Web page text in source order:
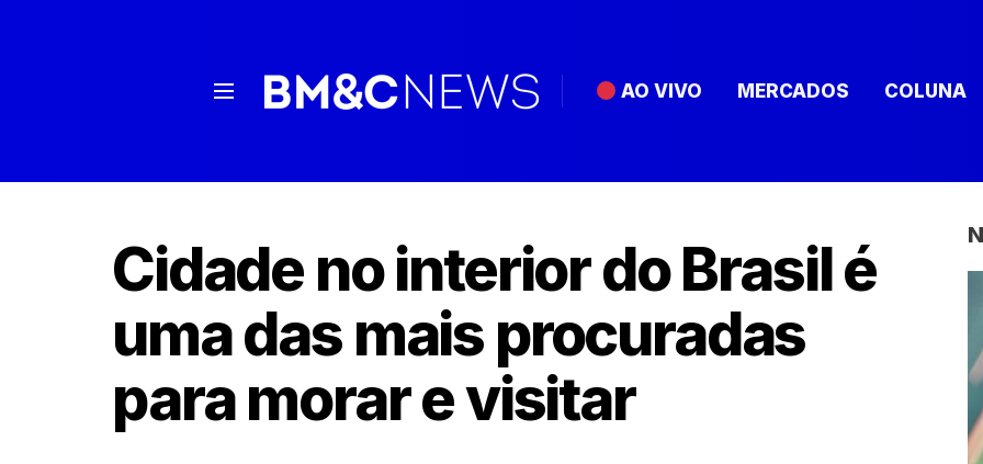
AO VIVO MERCADOS COLUNA
Cidade no interior do Brasil é
uma das mais procuradas
para morar e visitar